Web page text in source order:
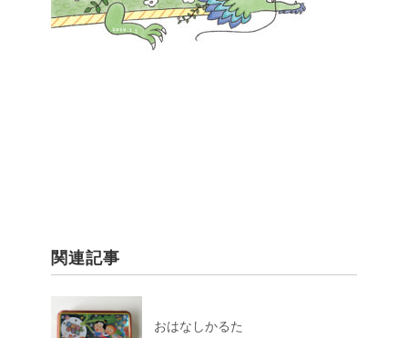
関連記事
おはなしかるた